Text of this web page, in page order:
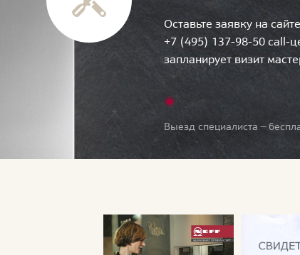
Оставьте заявку на
+7 (495) 137-98-50 call-
запланирует визит
Выезд специалиста —